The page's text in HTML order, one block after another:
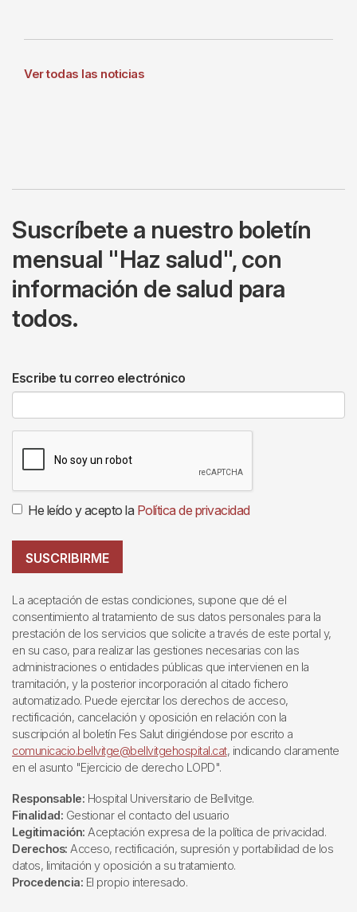
Ver todas las noticias
Suscríbete a nuestro boletín
mensual "Haz salud", con
información de salud para
todos.
Escribe tu correo electrónico
He leído y acepto la Política de privacidad
SUSCRIBIRME
La aceptación de estas condiciones, supone que dé el
consentimiento al tratamiento de sus datos personales para la
prestación de los servicios que solicite a través de este portal y,
en su caso, para realizar las gestiones necesarias con las
administraciones o entidades públicas que intervienen en la
tramitación, y la posterior incorporación al citado fichero
automatizado. Puede ejercitar los derechos de acceso,
rectificación, cancelación y oposición en relación con la
suscripción al boletín Fes Salut dirigiéndose por escrito a
comunicacio.bellvitge@bellvitgehospital.cat, indicando claramente
en el asunto "Ejercicio de derecho LOPD".
Responsable: Hospital Universitario de Bellvitge.
Finalidad: Gestionar el contacto del usuario
Legitimación: Aceptación expresa de la política de privacidad.
Derechos: Acceso, rectificación, supresión y portabilidad de los
datos, limitación y oposición a su tratamiento.
Procedencia: El propio interesado.